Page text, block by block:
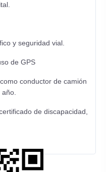
y seguridad vial.
de GPS
conductor de camión
de discapacidad,